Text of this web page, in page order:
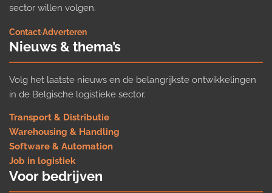
sector willen volgen.
Contact·Adverteren
Nieuws & thema’s
Volg het laatste nieuws en de belangrijkste ontwikkelingen
in de Belgische logistieke sector.
Transport & Distributie
Warehousing & Handling
Software & Automation
Job in logistiek
Voor bedrijven